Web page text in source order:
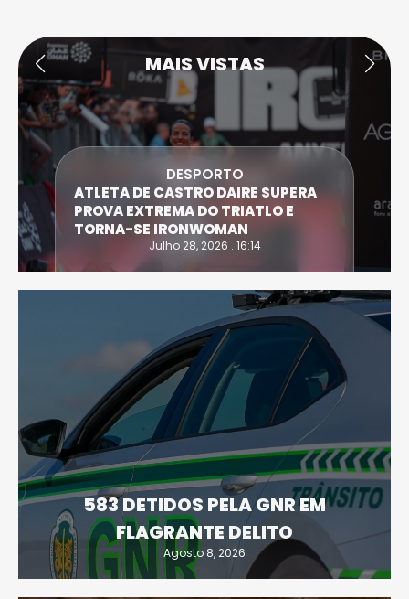
583 DETIDOS PELA GNR EM
FLAGRANTE DELITO
Agosto 8, 2026
MAIS VISTAS
DE CASTRO DAIRE SUPERA
EXTREMA DO TRIATLO E
SE IRONWOMAN
Julho 28, 2026 . 16:14